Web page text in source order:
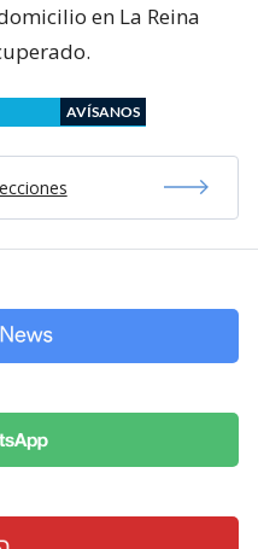
en La Reina
AVÍSANOS